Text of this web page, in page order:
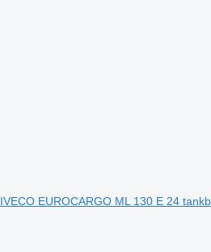
IVECO EUROCARGO ML 130 E 24